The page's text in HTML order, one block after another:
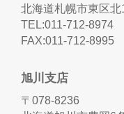
北海道札幌市東区
TEL:011-712-8974
FAX:011-712-8995
旭川支店
〒078-8236